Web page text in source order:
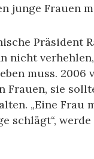
junge Frauen
Präsident
nicht
muss.
Frauen, sie
„Eine Frau
schlägt“,